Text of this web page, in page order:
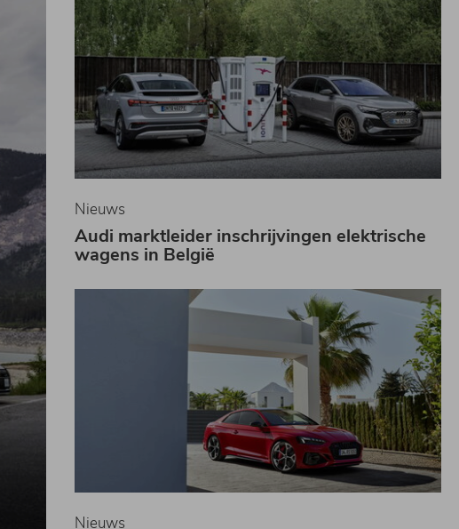
Nieuws
Audi marktleider inschrijvingen elektrische
wagens in België
Nieuws